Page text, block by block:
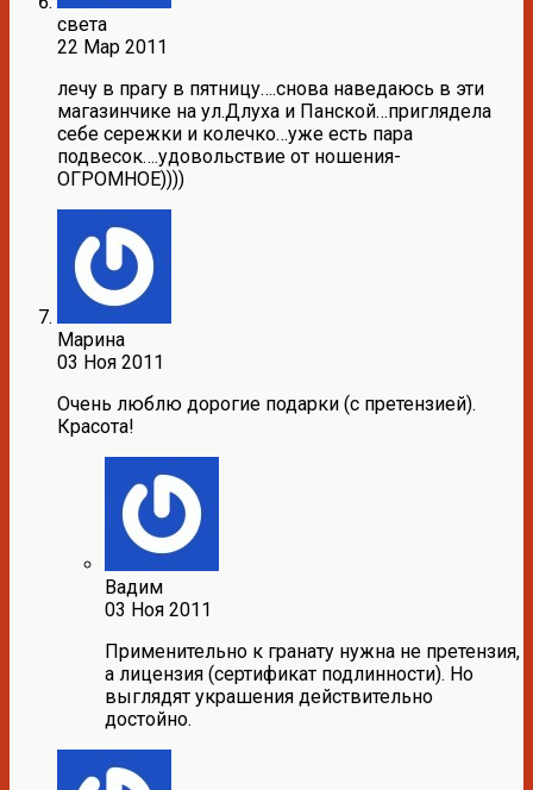
света
22 Мар 2011
лечу в прагу в пятницу….снова наведаюсь в эти
магазинчике на ул.Длуха и Панской…приглядела
себе сережки и колечко…уже есть пара
подвесок….удовольствие от ношения-
ОГРОМНОЕ))))
Марина
03 Ноя 2011
Очень люблю дорогие подарки (с претензией).
Красота!
Вадим
03 Ноя 2011
Применительно к гранату нужна не претензия,
а лицензия (сертификат подлинности). Но
выглядят украшения действительно
достойно.